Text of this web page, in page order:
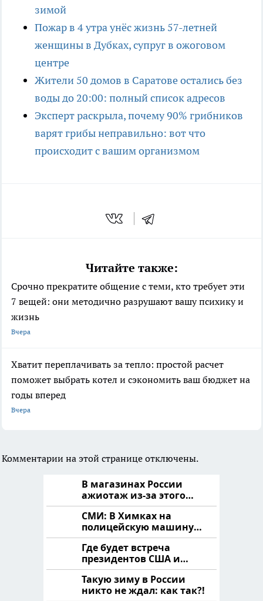
зимой
Пожар в 4 утра унёс жизнь 57-летней
женщины в Дубках, супруг в ожоговом
центре
Жители 50 домов в Саратове остались без
воды до 20:00: полный список адресов
Эксперт раскрыла, почему 90% грибников
варят грибы неправильно: вот что
происходит с вашим организмом
Читайте также:
Срочно прекратите общение с теми, кто требует эти
7 вещей: они методично разрушают вашу психику и
жизнь
Вчера
Хватит переплачивать за тепло: простой расчет
поможет выбрать котел и сэкономить ваш бюджет на
годы вперед
Вчера
Комментарии на этой странице отключены.
В магазинах России
ажиотаж из-за этого
продукта: что купить?
СМИ: В Химках на
полицейскую машину
напали и подожгли.
Где будет встреча
президентов США и
России: Европа?
Такую зиму в России
никто не ждал: как так?!